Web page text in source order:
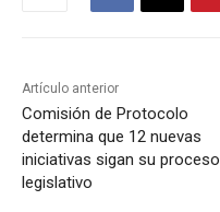
Artículo anterior
Comisión de Protocolo
determina que 12 nuevas
iniciativas sigan su proceso
legislativo